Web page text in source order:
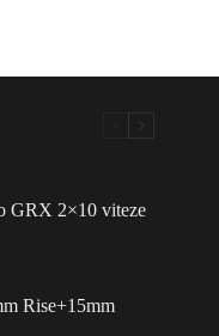
GRX 2×10 viteze
Rise+15mm